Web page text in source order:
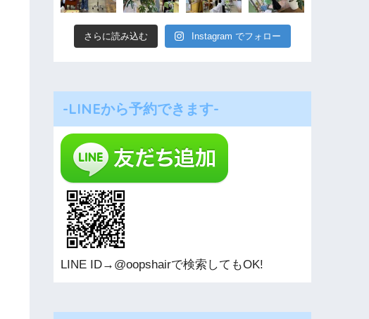
さらに読み込む Instagram でフォロー
-LINEから予約できます-
LINE ID→@oopshairで検索してもOK!